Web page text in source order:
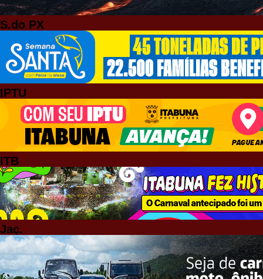
S.do PX
IPTU
ITB
Jaç.